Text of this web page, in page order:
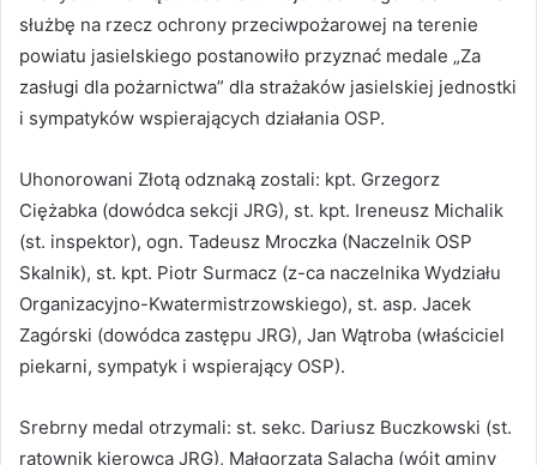
służbę na rzecz ochrony przeciwpożarowej na terenie
powiatu jasielskiego postanowiło przyznać medale „Za
zasługi dla pożarnictwa” dla strażaków jasielskiej jednostki
i sympatyków wspierających działania OSP.
Uhonorowani Złotą odznaką zostali: kpt. Grzegorz
Ciężabka (dowódca sekcji JRG), st. kpt. Ireneusz Michalik
(st. inspektor), ogn. Tadeusz Mroczka (Naczelnik OSP
Skalnik), st. kpt. Piotr Surmacz (z-ca naczelnika Wydziału
Organizacyjno-Kwatermistrzowskiego), st. asp. Jacek
Zagórski (dowódca zastępu JRG), Jan Wątroba (właściciel
piekarni, sympatyk i wspierający OSP).
Srebrny medal otrzymali: st. sekc. Dariusz Buczkowski (st.
ratownik kierowca JRG), Małgorzata Salacha (wójt gminy